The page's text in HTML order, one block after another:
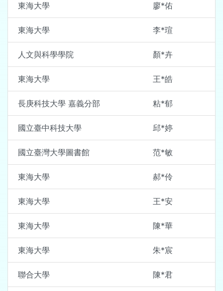
東海大學 廖*佑
東海大學 李*瑄
人文與科學學院 顏*卉
東海大學 王*皓
長庚科技大學 嘉義分部 粘*郁
國立臺中科技大學 邱*婷
國立臺灣大學圖書館 范*敏
東海大學 郝*伶
東海大學 王*安
東海大學 陳*華
東海大學 朱*宸
聯合大學 陳*君